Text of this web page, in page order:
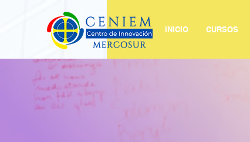
INICIO CURSOS